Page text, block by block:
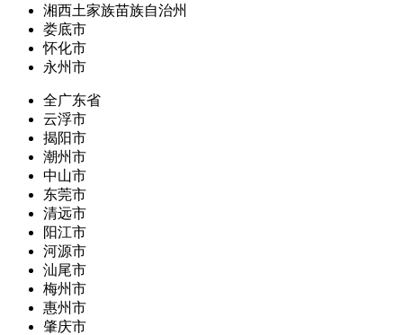
湘西土家族苗族自治州
娄底市
怀化市
永州市
全广东省
云浮市
揭阳市
潮州市
中山市
东莞市
清远市
阳江市
河源市
汕尾市
梅州市
惠州市
肇庆市